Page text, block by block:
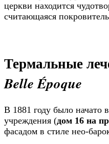
церкви находится
считающаяся
Термальные
Belle Époque
В 1881 году было начато
учреждения (дом 16 на
фасадом в стиле нео-